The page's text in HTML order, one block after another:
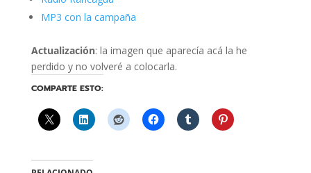
MP3 con la campaña
Actualización: la imagen que aparecía acá la he
perdido y no volveré a colocarla.
COMPARTE ESTO: